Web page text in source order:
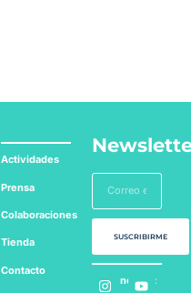
Actividades
Prensa
Colaboraciones
Tienda
Contacto
SUSCRIBIRME
Síguenos en: